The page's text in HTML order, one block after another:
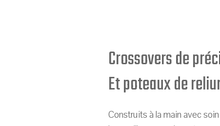
Crossovers de
Et poteaux de
Construits à la main avec